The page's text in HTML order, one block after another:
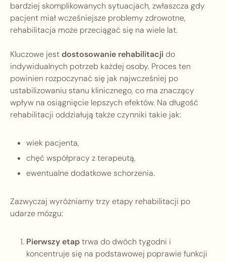
bardziej skomplikowanych sytuacjach, zwłaszcza gdy
pacjent miał wcześniejsze problemy zdrowotne,
rehabilitacja może przeciągać się na wiele lat.
Kluczowe jestdostosowanie rehabilitacjido
indywidualnych potrzeb każdej osoby. Proces ten
powinien rozpoczynać się jak najwcześniej po
ustabilizowaniu stanu klinicznego, co ma znaczący
wpływ na osiągnięcie lepszych efektów. Na długość
rehabilitacji oddziałują także czynniki takie jak:
wiek pacjenta,
chęć współpracy z terapeutą,
ewentualne dodatkowe schorzenia.
Zazwyczaj wyróżniamy trzy etapy rehabilitacji po
udarze mózgu:
Pierwszy etaptrwa do dwóch tygodni i
koncentruje się na podstawowej poprawie funkcji